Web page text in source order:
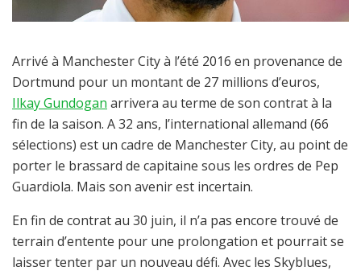
Arrivé à Manchester City à l’été 2016 en provenance de
Dortmund pour un montant de 27 millions d’euros,
Ilkay Gundogan arrivera au terme de son contrat à la
fin de la saison. A 32 ans, l’international allemand (66
sélections) est un cadre de Manchester City, au point de
porter le brassard de capitaine sous les ordres de Pep
Guardiola. Mais son avenir est incertain.
En fin de contrat au 30 juin, il n’a pas encore trouvé de
terrain d’entente pour une prolongation et pourrait se
laisser tenter par un nouveau défi. Avec les Skyblues,